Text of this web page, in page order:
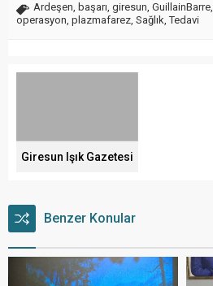
Ardeşen, başarı, giresun, GuillainBarre,
operasyon, plazmafarez, Sağlık,Tedavi
Giresun Işık Gazetesi
Benzer Konular